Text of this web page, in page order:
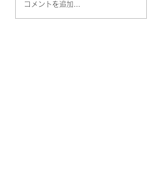
コメントを追加…